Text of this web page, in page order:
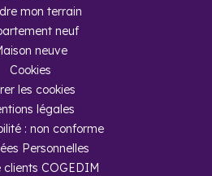
mon terrain
neuf
neuve
Cookies
les cookies
légales
: non conforme
Personnelles
clients COGEDIM